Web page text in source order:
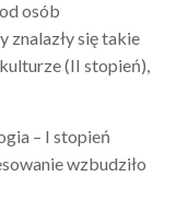
osób
się takie
(II stopień),
– I stopień
wzbudziło